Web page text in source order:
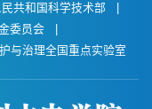
共和国科学技术部
委员会
与治理全国重点实验室